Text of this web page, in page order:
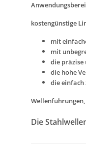
kostengünstige
mit
mit
die präzise
die hohe
die einfach
Die